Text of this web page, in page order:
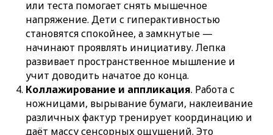
или теста помогает снять мышечное
напряжение. Дети с гиперактивностью
становятся спокойнее, а замкнутые —
начинают проявлять инициативу. Лепка
развивает пространственное мышление и
учит доводить начатое до конца.
Коллажирование и аппликация. Работа с
ножницами, вырывание бумаги, наклеивание
различных фактур тренирует координацию и
даёт массу сенсорных ощущений. Это